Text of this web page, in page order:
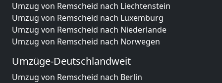
Umzug von Remscheid nach Liechtenstein
Umzug von Remscheid nach Luxemburg
Umzug von Remscheid nach Niederlande
Umzug von Remscheid nach Norwegen
Umzüge-Deutschlandweit
Umzug von Remscheid nach Berlin